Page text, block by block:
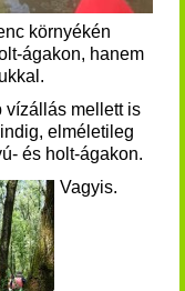
környékén
ágakon, hanem
vízállás mellett is
elméletileg
és holt-ágakon.
Vagyis.